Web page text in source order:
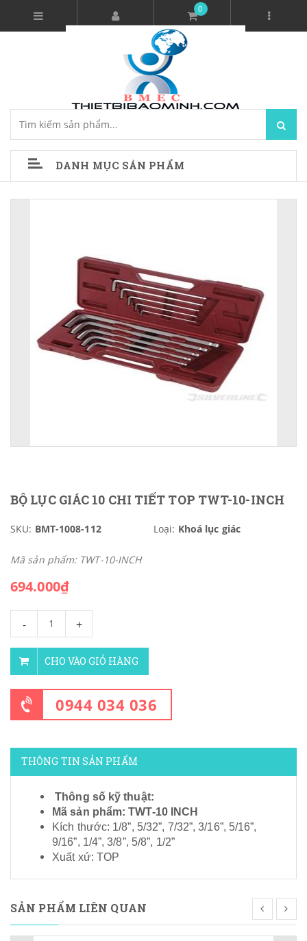
0
DANH MỤC SẢN PHẨM
BỘ LỤC GIÁC 10 CHI TIẾT TOP TWT-10-INCH
SKU: BMT-1008-112 Loại: Khoá lục giác
Mã sản phẩm: TWT-10-INCH
694.000₫
- +
CHO VÀO GIỎ HÀNG
0944 034 036
THÔNG TIN SẢN PHẨM
Thông số kỹ thuật:
Mã sản phẩm: TWT-10 INCH
Kích thước: 1/8”, 5/32”, 7/32”, 3/16”, 5/16”,
9/16”, 1/4”, 3/8”, 5/8”, 1/2”
Xuất xứ: TOP
SẢN PHẨM LIÊN QUAN